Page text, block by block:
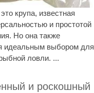
крупа, известная
и простотой
Но она также
идеальным выбором для
ловли. ...
и роскошный